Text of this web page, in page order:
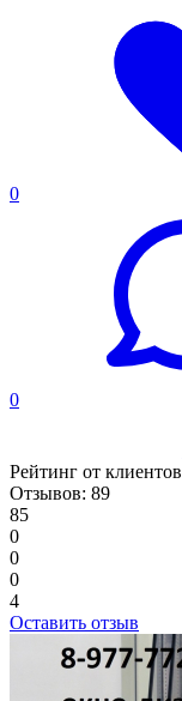
0
0
Рейтинг от клиентов
Отзывов: 89
85
0
0
0
4
Оставить отзыв